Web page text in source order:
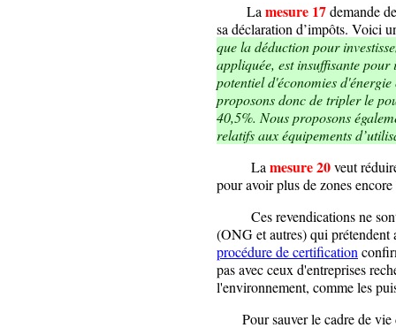
Lamesure 17demande
sa déclaration d’impôts. Voici
que la déduction pour
appliquée, est insuffisante
potentiel d'économies
proposons donc de tripler le
40,5%. Nous proposons
relatifs aux équipements
Lamesure 20veut
pour avoir plus de zones
Ces revendications ne sont
(ONG et autres) qui
procédure de certification
pas avec ceux d'entreprises
l'environnement, comme les
Pour sauver le cadre de vie